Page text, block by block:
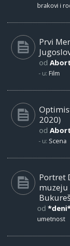
brakovi i
Prvi
od
- u: Film
2020)
od
- u: Scena
Portret
muzeju
od
umetnost